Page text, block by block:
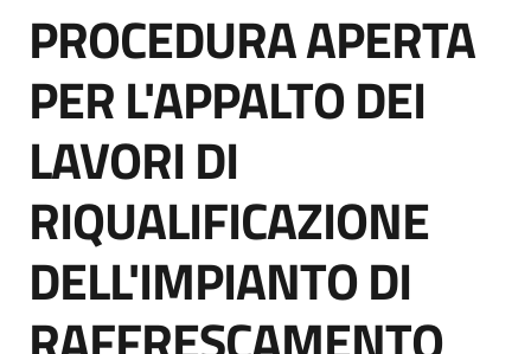
e
strumenti
acquisto
Supporto
Piattaforme
telematiche
Salta al contenuto
PROCEDURA APERTA
PER L'APPALTO DEI
LAVORI DI
RIQUALIFICAZIONE
DELL'IMPIANTO DI